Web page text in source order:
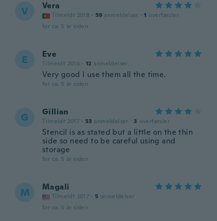
V Vera
Tilmeldt 2018 · 59 anmeldelser · 1 overførsler
for ca. 5 år siden
E Eve
Tilmeldt 2016 · 12 anmeldelser
Very good I use them all the time.
for ca. 5 år siden
G Gillian
Tilmeldt 2017 · 53 anmeldelser · 3 overførsler
Stencil is as stated but a little on the thin
side so need to be careful using and
storage
for ca. 5 år siden
M Magali
Tilmeldt 2017 · 5 anmeldelser
for ca. 5 år siden